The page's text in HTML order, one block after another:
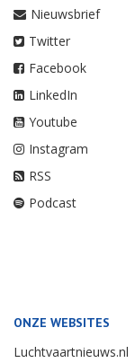
Nieuwsbrief
Twitter
Facebook
LinkedIn
Youtube
Instagram
RSS
Podcast
ONZE WEBSITES
Luchtvaartnieuws.nl